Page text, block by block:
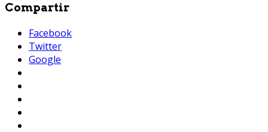
Compartir
Facebook
Twitter
Google